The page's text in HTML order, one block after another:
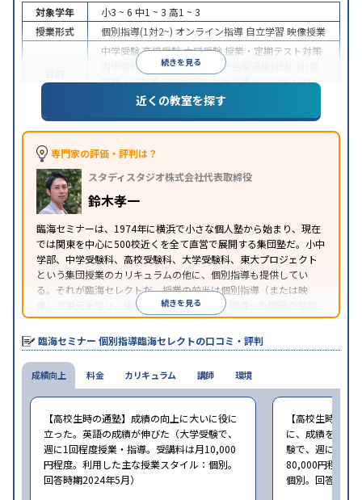
続きを見る
対象学年 小3 ~ 6 中1 ~ 3 高1 ~ 3
授業形式
個別指導(1対2~) オンライン指導 自立学習 映像授業
中学受験高校受験大学受験 授業・定期テスト対策
内申点対策
学習習慣の定着
総合型選抜(旧AO)対策
推薦入試対策学校別特化対策各種検定対策科目別
特化対策
特徴
中高一貫校生に対応特待生・奨学金制度あり授業
の振替可能不登校生に対応オンライン対応1科目
から受講可能
※2024年6月調査。
近くの教室を探す
専門家の評価・評判は？
スタディスタジオ株式会社代表取締役
鈴木孝一
臨海セミナーは、1974年に横浜で小さな個人塾から始まり、現在
では関東を中心に500校近くを全て直営で展開する集団塾だ。小中
学部、中学受験科、高校受験科、大学受験科、東大プロジェクト
という集団授業のカリキュラムの他に、個別指導も提供してい
る。それが臨海セレクトだ。授業の前半は個別指導（または映
像）で単元を学び、後半は問題演習を行う。間違った問題の類似
問題を解き、全て正解したらその日の授業が終了するというスタ
イルの個別指導だ。
続きを見る
臨海セミナー 個別指導臨海セレクトの口コミ・評判
成績向上
【高校生時の通塾】成績の向上に大いに役に
立った。英語の成績が伸びた（大学受験で、
週に1回程度授業・指導。受講料は月10,000
円程度。利用した主な授業スタイル：個別。
回答時期2024年5月）
【高校生時の通
に、成績をアッ
験で、週に2回
80,000円程度。
個別。回答時期
料金 カリキュラム 講師 環境